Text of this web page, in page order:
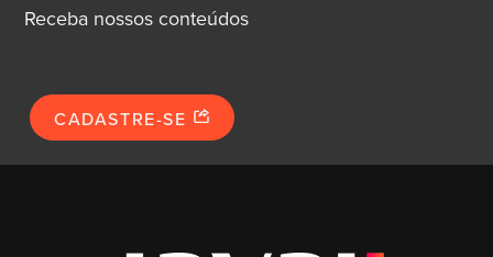
Receba nossos conteúdos
CADASTRE-SE